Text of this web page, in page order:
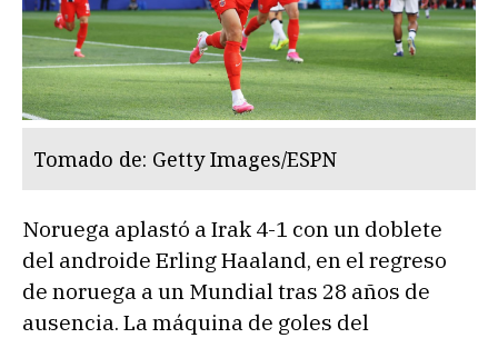
Tomado de: Getty Images/ESPN
Noruega aplastó a Irak 4-1 con un doblete
del androide Erling Haaland, en el regreso
de noruega a un Mundial tras 28 años de
ausencia. La máquina de goles del